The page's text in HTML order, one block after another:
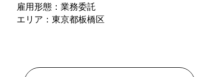
雇用形態：業務委託
エリア：東京都板橋区